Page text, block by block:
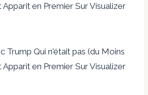
Apparit en Premier Sur Visualizer
Trump Qui n'était pas (du Moins
Apparit en Premier Sur Visualizer